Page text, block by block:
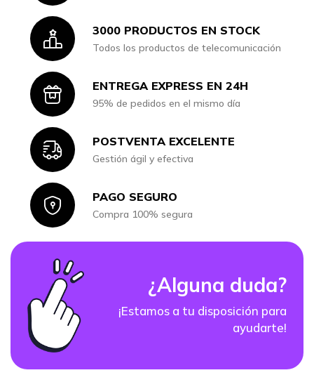
Icon3000 PRODUCTOS EN STOCK
Todos los productos de telecomunicación
IconENTREGA EXPRESS EN 24H
95% de pedidos en el mismo día
IconPOSTVENTA EXCELENTE
Gestión ágil y efectiva
IconPAGO SEGURO
Compra 100% segura
¿Alguna duda?
¡Estamos a tu disposición para
ayudarte!